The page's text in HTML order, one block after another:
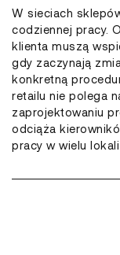
W sieciach
codziennej pracy.
klienta muszą
gdy zaczynają
konkretną
retailu nie polega
zaprojektowaniu
odciąża
pracy w wielu